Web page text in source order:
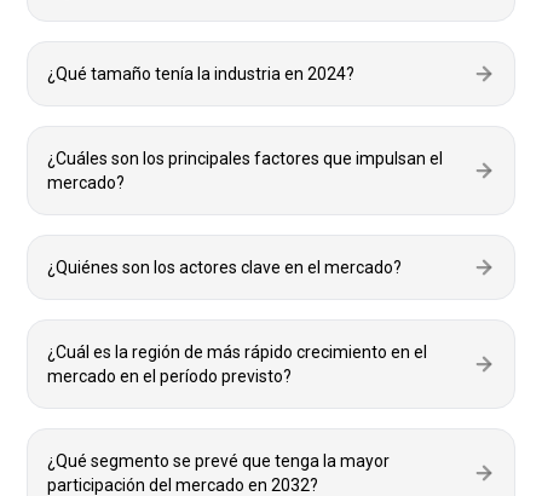
¿Qué tamaño tenía la industria en 2024?
¿Cuáles son los principales factores que impulsan el
mercado?
¿Quiénes son los actores clave en el mercado?
¿Cuál es la región de más rápido crecimiento en el
mercado en el período previsto?
¿Qué segmento se prevé que tenga la mayor
participación del mercado en 2032?